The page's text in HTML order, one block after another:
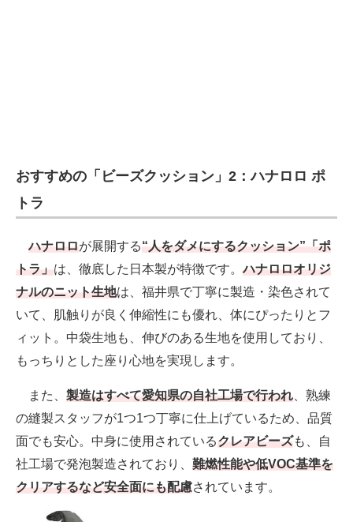
おすすめの「ビーズクッション」2：ハナロロ ポ
トラ
ハナロロが展開する“人をダメにするクッション”「ポ
トラ」は、徹底した日本製が特徴です。ハナロロオリジ
ナルのニット生地は、福井県で丁寧に製造・染色されて
いて、肌触りが良く伸縮性にも優れ、体にぴったりとフ
ィット。中袋生地も、伸びのある生地を使用しており、
もっちりとした座り心地を実現します。
また、 製造はすべて愛知県の自社工場で行われ 、熟練
の縫製スタッフが1つ1つ丁寧に仕上げているため、品質
面でも安心。中身に使用されているクレアビーズも、自
社工場で発泡製造されており、 難燃性能や低VOC基準を
クリアするなど安全面にも配慮されています。